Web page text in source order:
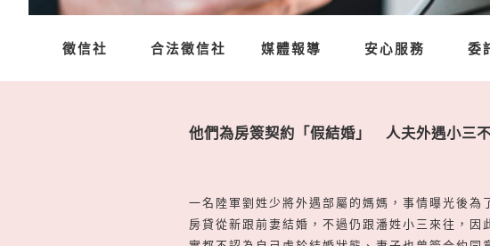
徵信社 合法徵信社 媒體報導 安心服務 委
他們為房簽契約「假結婚」 人夫外遇小三
一名陸軍劉姓少將外遇部屬的媽媽，事情曝光後為
房貸從新跟前妻結婚，不過仍跟潘姓小三來往，